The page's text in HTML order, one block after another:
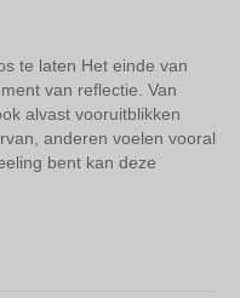
te laten Het einde van
van reflectie. Van
alvast vooruitblikken
anderen voelen vooral
bent kan deze